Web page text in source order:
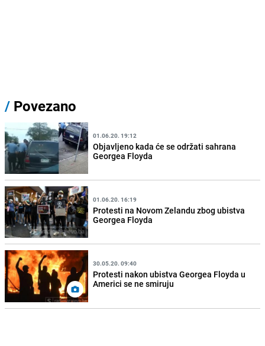
/ Povezano
01.06.20. 19:12
Objavljeno kada će se održati sahrana
Georgea Floyda
01.06.20. 16:19
Protesti na Novom Zelandu zbog ubistva
Georgea Floyda
30.05.20. 09:40
Protesti nakon ubistva Georgea Floyda u
Americi se ne smiruju